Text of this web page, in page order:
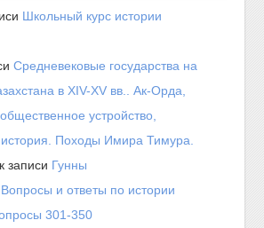
Школьный курс истории
Средневековые государства на
в XIV-XV вв.. Ак-Орда,
устройство,
история. Походы Имира Тимура.
к записи Гунны
Вопросы и ответы по истории
301-350